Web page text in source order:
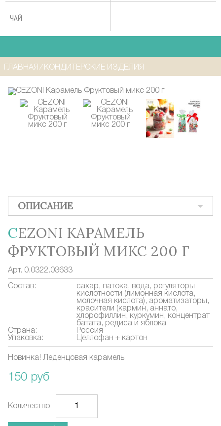
ЧАЙ
ГЛАВНАЯ ⁄ КОНДИТЕРСКИЕ ИЗДЕЛИЯ
ОПИСАНИЕ
CEZONI КАРАМЕЛЬ
ФРУКТОВЫЙ МИКС 200 Г
Арт. 0.0322.03633
Состав:
сахар, патока, вода, регуляторы
кислотности (лимонная кислота,
молочная кислота), ароматизаторы,
красители (кармин, аннато,
хлорофиллин, куркумин, концентрат
батата, редиса и яблока
Страна:
Россия
Упаковка:
Целлофан + картон
Новинка! Леденцовая карамель
150 руб
Количество